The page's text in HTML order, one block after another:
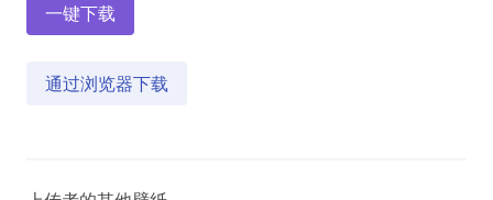
一键下载
通过浏览器下载